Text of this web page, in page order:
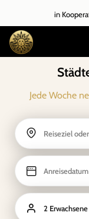
in
Jede Woche
Reiseziel
Anreisedatum
2 Erwachsene